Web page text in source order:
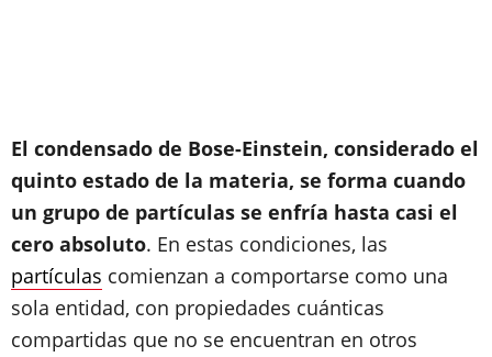
El condensado de Bose-Einstein, considerado el
quinto estado de la materia, se forma cuando
un grupo de partículas se enfría hasta casi el
cero absoluto. En estas condiciones, las
partículas comienzan a comportarse como una
sola entidad, con propiedades cuánticas
compartidas que no se encuentran en otros